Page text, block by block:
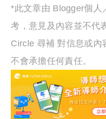
*此文章由 Blogger個人
考，意見及內容並不代
Circle 尋補 對信息或內
不會承擔任何責任。